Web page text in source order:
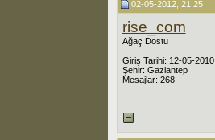
02-05-2012, 21:25
rise_com
Ağaç Dostu
Giriş Tarihi: 12-05-2010
Şehir: Gaziantep
Mesajlar: 268